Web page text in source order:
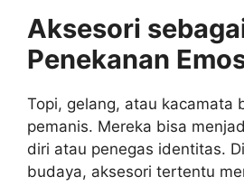
Aksesori
Penekanan
Topi, gelang, atau kacamata
pemanis. Mereka bisa
diri atau penegas identitas.
budaya, aksesori tertentu